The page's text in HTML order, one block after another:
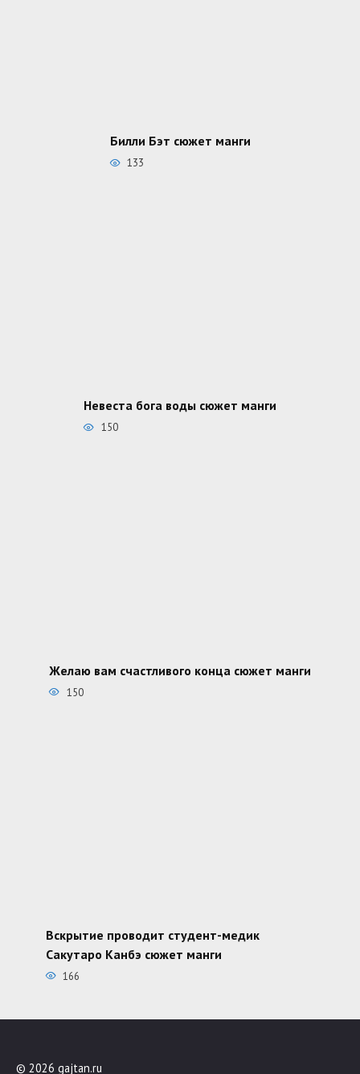
Билли Бэт сюжет манги
133
Невеста бога воды сюжет манги
150
Желаю вам счастливого конца сюжет манги
150
Вскрытие проводит студент-медик
Сакутаро Канбэ сюжет манги
166
© 2026 gajtan.ru